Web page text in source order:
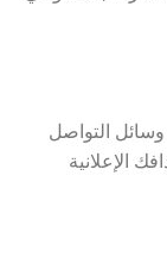
وسائل التواصل
الإعلانية